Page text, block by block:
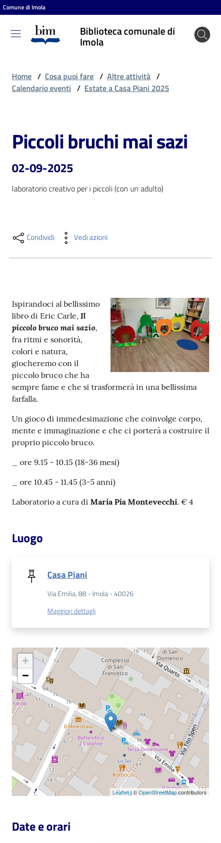
Vai al contenuto
Vai alla navigazione
Vai al footer
Comune di Imola
Biblioteca comunale di
Imola
Biblioteca
comunale
Cosa
puoi
fare
contenuti
Casa
Piani
Archivio
storico
Decentrate
Patto
per
lettura
Seguici
Catalogo
on line
Eventi
Chiedi al
bibliotecario
Avvisi
Home / Cosa puoi fare / Altre attività /
Calendario eventi / Estate a Casa Piani 2025
Salta al contenuto
Piccoli bruchi mai sazi
02-09-2025
laboratorio creativo per i piccoli (con un adulto)
Condividi Vedi azioni
Ispirandoci al bellissimo
libro di Eric Carle, Il
piccolo bruco mai sazio,
fra ritmi e sonorità,
colori e natura,
giocheremo con il
piccolo bruco che ha
sempre fame e che si trasformerà in una bellissima
farfalla.
Un gioco di immedesimazione che coinvolge corpo,
mente e immaginazione e che ci porterà a costruire il
proprio piccolo bruco.
_ ore 9.15 - 10.15 (18-36 mesi)
_ ore 10.45 - 11.45 (3-5 anni)
Laboratorio a cura di Maria Pia Montevecchi. € 4
Luogo
Casa Piani
Via Emilia, 88 - Imola - 40026
Maggiori dettagli
+
−
Leaflet| ©OpenStreetMapcontributors
Date e orari